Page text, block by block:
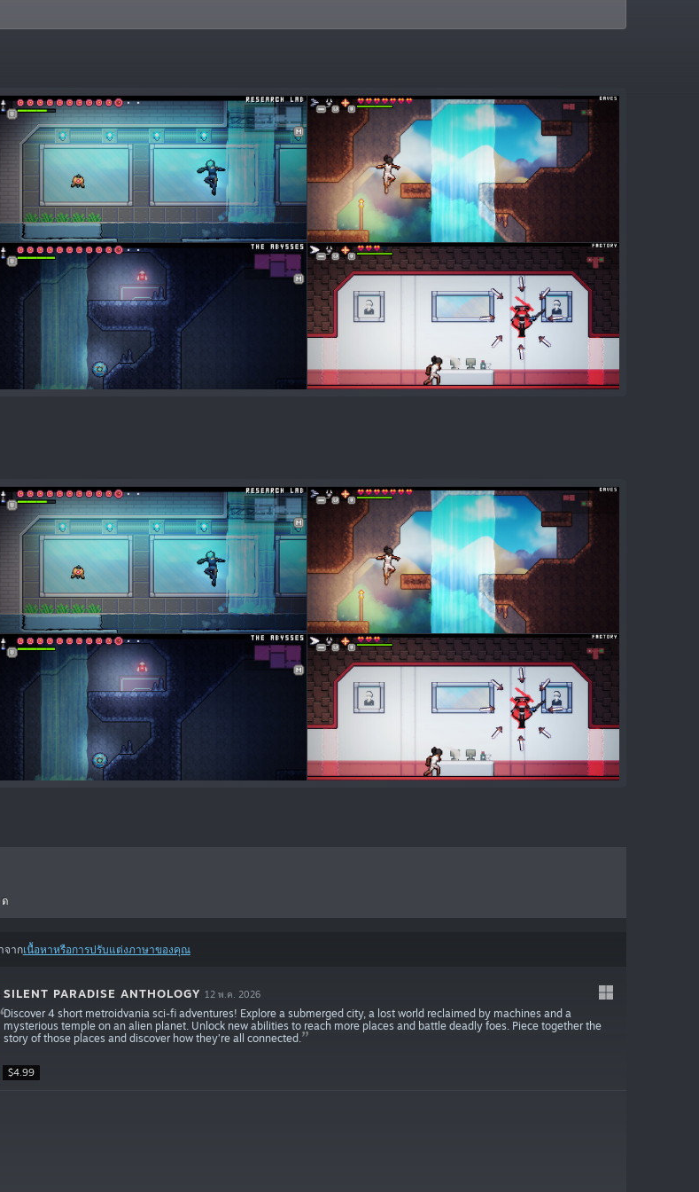
จากเนื้อหาหรือการปรับแต่งภาษาของคุณ
$4.99
SILENT PARADISE ANTHOLOGY 12 พ.ค. 2026
Discover 4 short metroidvania sci-fi adventures! Explore a submerged city, a lost world reclaimed by machines and a
mysterious temple on an alien planet. Unlock new abilities to reach more places and battle deadly foes. Piece together the
story of those places and discover how they’re all connected.